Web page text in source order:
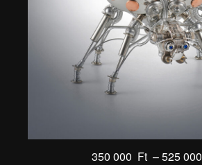
350 000 Ft –525 000